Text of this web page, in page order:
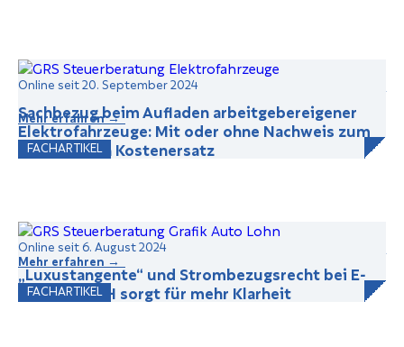
FACHARTIKEL
Online seit 20. September 2024
Sachbezug beim Aufladen arbeitgebereigener
Elektrofahrzeuge: Mit oder ohne Nachweis zum
steuerfreien Kostenersatz
Mehr erfahren →
FACHARTIKEL
Online seit 6. August 2024
„Luxustangente“ und Strombezugsrecht bei E-
Autos: VwGH sorgt für mehr Klarheit
Mehr erfahren →